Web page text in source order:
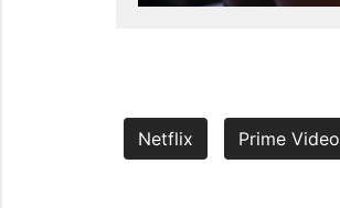
Netflix Prime Video